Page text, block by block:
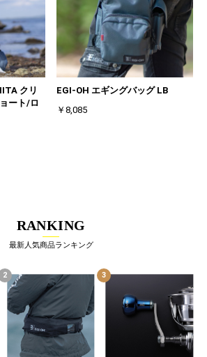
クリ
ート/ロ
EGI-OH エギングバッグ LB
￥8,085
RANKING
最新人気商品ランキング